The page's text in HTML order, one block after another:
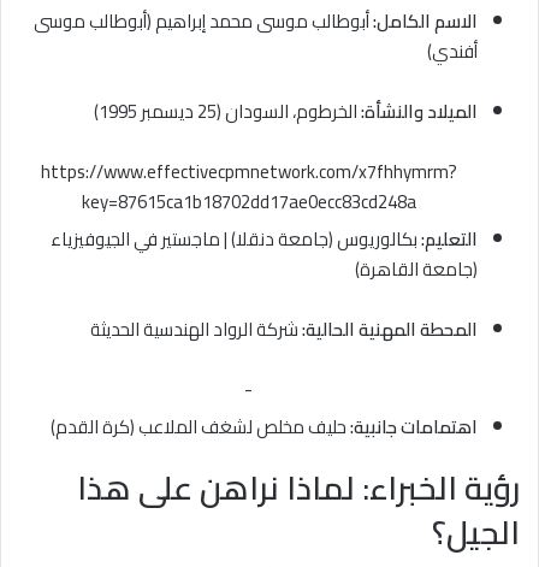
الاسم الكامل:أبوطالب موسى محمد إبراهيم (أبوطالب موسى
أفندي)
الميلاد والنشأة:الخرطوم، السودان (25 ديسمبر 1995)
https://www.effectivecpmnetwork.com/x7fhhymrm?
key=87615ca1b18702dd17ae0ecc83cd248a
التعليم:بكالوريوس (جامعة دنقلا) | ماجستير في الجيوفيزياء
(جامعة القاهرة)
المحطة المهنية الحالية:شركة الرواد الهندسية الحديثة
-
اهتمامات جانبية:حليف مخلص لشغف الملاعب (كرة القدم)
رؤية الخبراء: لماذا نراهن على هذا
الجيل؟